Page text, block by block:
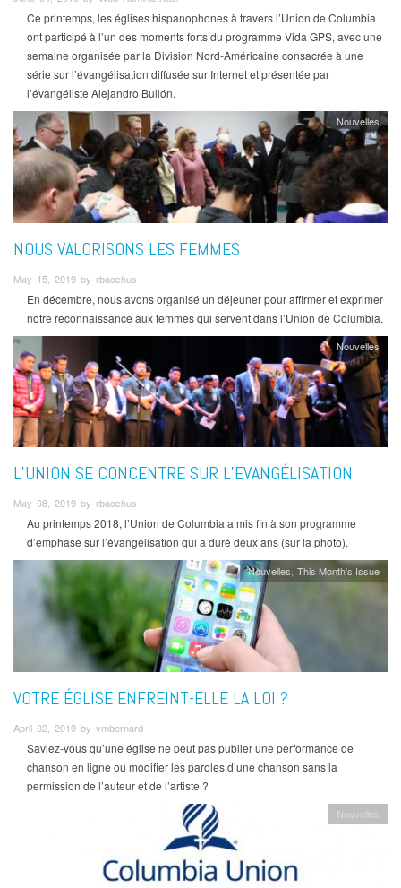
Ce printemps, les églises hispanophones à travers l’Union de Columbia
ont participé à l’un des moments forts du programme Vida GPS, avec une
semaine organisée par la Division Nord-Américaine consacrée à une
série sur l’évangélisation diffusée sur Internet et présentée par
l’évangéliste Alejandro Bullón.
Nouvelles
NOUS VALORISONS LES FEMMES
May 15, 2019 by rbacchus
En décembre, nous avons organisé un déjeuner pour affirmer et exprimer
notre reconnaissance aux femmes qui servent dans l’Union de Columbia.
Nouvelles
L’UNION SE CONCENTRE SUR L’EVANGÉLISATION
May 08, 2019 by rbacchus
Au printemps 2018, l’Union de Columbia a mis fin à son programme
d’emphase sur l’évangélisation qui a duré deux ans (sur la photo).
Nouvelles This Month's Issue
VOTRE ÉGLISE ENFREINT-ELLE LA LOI ?
April 02, 2019 by vmbernard
Saviez-vous qu’une église ne peut pas publier une performance de
chanson en ligne ou modifier les paroles d’une chanson sans la
permission de l’auteur et de l’artiste ?
Nouvelles